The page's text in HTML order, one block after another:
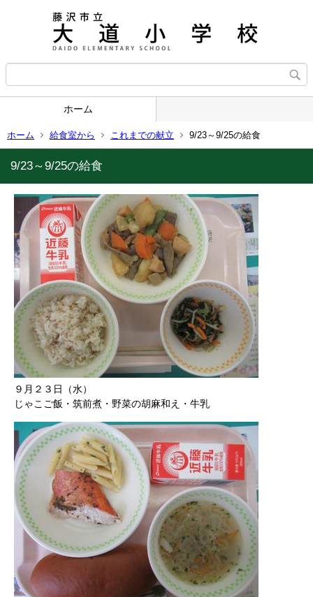
ホーム
ホーム 給食室から これまでの献立 9/23～9/25の給食
9/23～9/25の給食
９月２３日（水）
じゃこご飯・筑前煮・野菜の胡麻和え・牛乳